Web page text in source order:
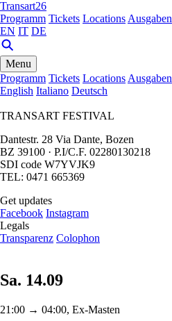
Transart26
Programm Tickets Locations Ausgaben
EN IT DE
Menu
Programm Tickets Locations Ausgaben
English Italiano Deutsch
TRANSART FESTIVAL
Dantestr. 28 Via Dante, Bozen
BZ 39100 · P.I/C.F. 02280130218
SDI code W7YVJK9
TEL: 0471 665369
Get updates
Facebook Instagram
Legals
Transparenz Colophon
Sa. 14.09
21:00 → 04:00, Ex-Masten